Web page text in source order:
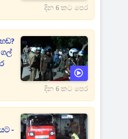
දින 6 කට පෙර
දින 6 කට පෙර
-